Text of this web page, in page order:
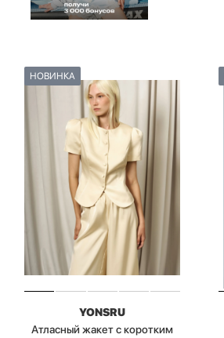
НОВИНКА
YONSRU
Атласный жакет с коротким